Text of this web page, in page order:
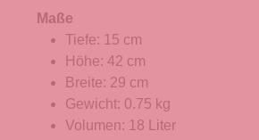
Maße
Tiefe: 15 cm
Höhe: 42 cm
Breite: 29 cm
Gewicht: 0.75 kg
Volumen: 18 Liter